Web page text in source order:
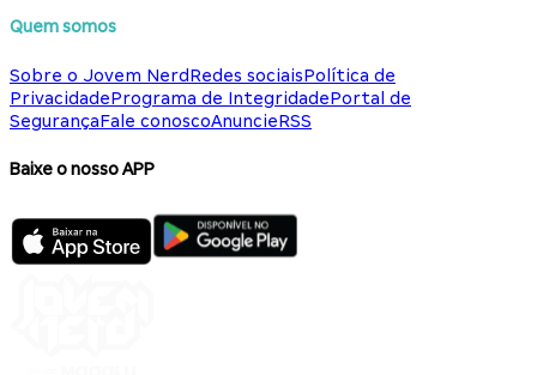
Quem somos
Sobre o Jovem NerdRedes sociaisPolítica de
PrivacidadePrograma de IntegridadePortal de
SegurançaFale conoscoAnuncieRSS
Baixe o nosso APP